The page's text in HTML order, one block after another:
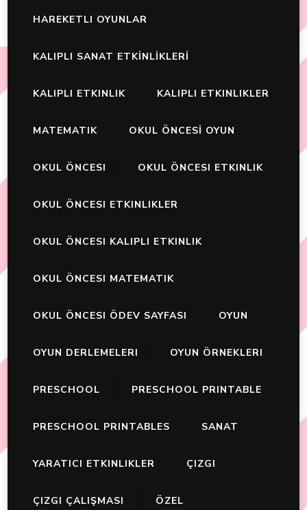
HAREKETLI OYUNLAR
KALIPLI SANAT ETKİNLİKLERİ
KALIPLI ETKINLIK KALIPLI ETKINLIKLER
MATEMATIK OKUL ÖNCESİ OYUN
OKUL ÖNCESI OKUL ÖNCESI ETKINLIK
OKUL ÖNCESI ETKINLIKLER
OKUL ÖNCESI KALIPLI ETKINLIK
OKUL ÖNCESI MATEMATIK
OKUL ÖNCESI ÖDEV SAYFASI OYUN
OYUN DERLEMELERI OYUN ÖRNEKLERI
PRESCHOOL PRESCHOOL PRINTABLE
PRESCHOOL PRINTABLES SANAT
YARATICI ETKINLIKLER ÇIZGI
ÇIZGI ÇALIŞMASI ÖZEL